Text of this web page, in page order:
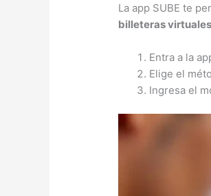
La app SUBE te
billeteras virtuales
Entra a la
Elige el
Ingresa el